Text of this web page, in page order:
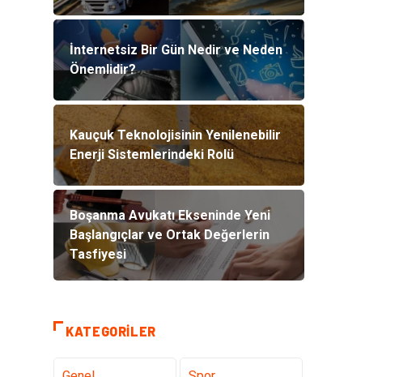
İnternetsiz Bir Gün Nedir ve Neden
Önemlidir?
Kauçuk Teknolojisinin Yenilenebilir
Enerji Sistemlerindeki Rolü
Boşanma Avukatı Ekseninde Yeni
Başlangıçlar ve Ortak Değerlerin
Tasfiyesi
KATEGORILER